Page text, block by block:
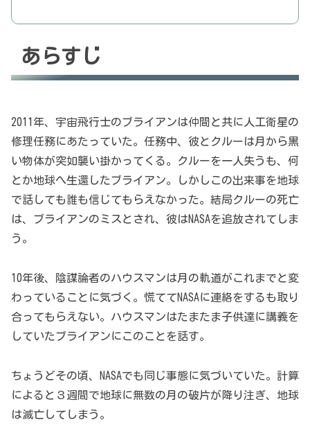
あらすじ
2011年、宇宙飛行士のブライアンは仲間と共に人工衛星の
修理任務にあたっていた。任務中、彼とクルーは月から黒
い物体が突如襲い掛かってくる。クルーを一人失うも、何
とか地球へ生還したブライアン。しかしこの出来事を地球
で話しても誰も信じてもらえなかった。結局クルーの死亡
は、ブライアンのミスとされ、彼はNASAを追放されてしま
う。
10年後、陰謀論者のハウスマンは月の軌道がこれまでと変
わっていることに気づく。慌ててNASAに連絡をするも取り
合ってもらえない。ハウスマンはたまたま子供達に講義を
していたブライアンにこのことを話す。
ちょうどその頃、NASAでも同じ事態に気づいていた。計算
によると３週間で地球に無数の月の破片が降り注ぎ、地球
は滅亡してしまう。